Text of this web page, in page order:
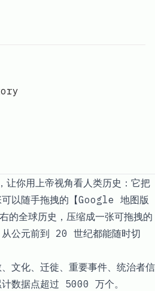
你用上帝视角看人类历史：它把
可以随手拖拽的【Google 地图版
全球历史，压缩成一张可拖拽的
从公元前到 20 世纪都能随时切
文化、迁徙、重要事件、统治者信
数据点超过 5000 万个。​​